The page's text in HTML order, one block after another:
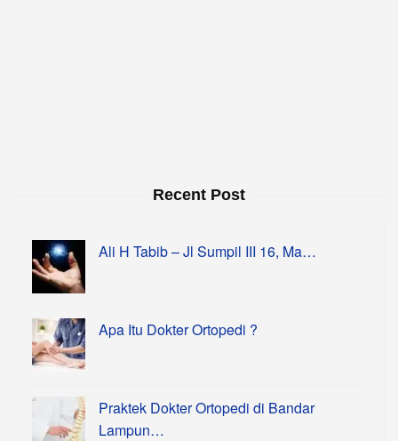
Recent Post
Ali H Tabib – Jl Sumpil III 16, Ma…
Apa Itu Dokter Ortopedi ?
Praktek Dokter Ortopedi di Bandar
Lampun…